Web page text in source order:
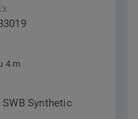
4 m
Synthetic